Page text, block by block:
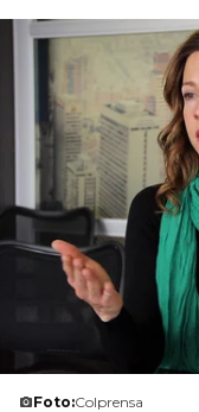
Foto:Colprensa